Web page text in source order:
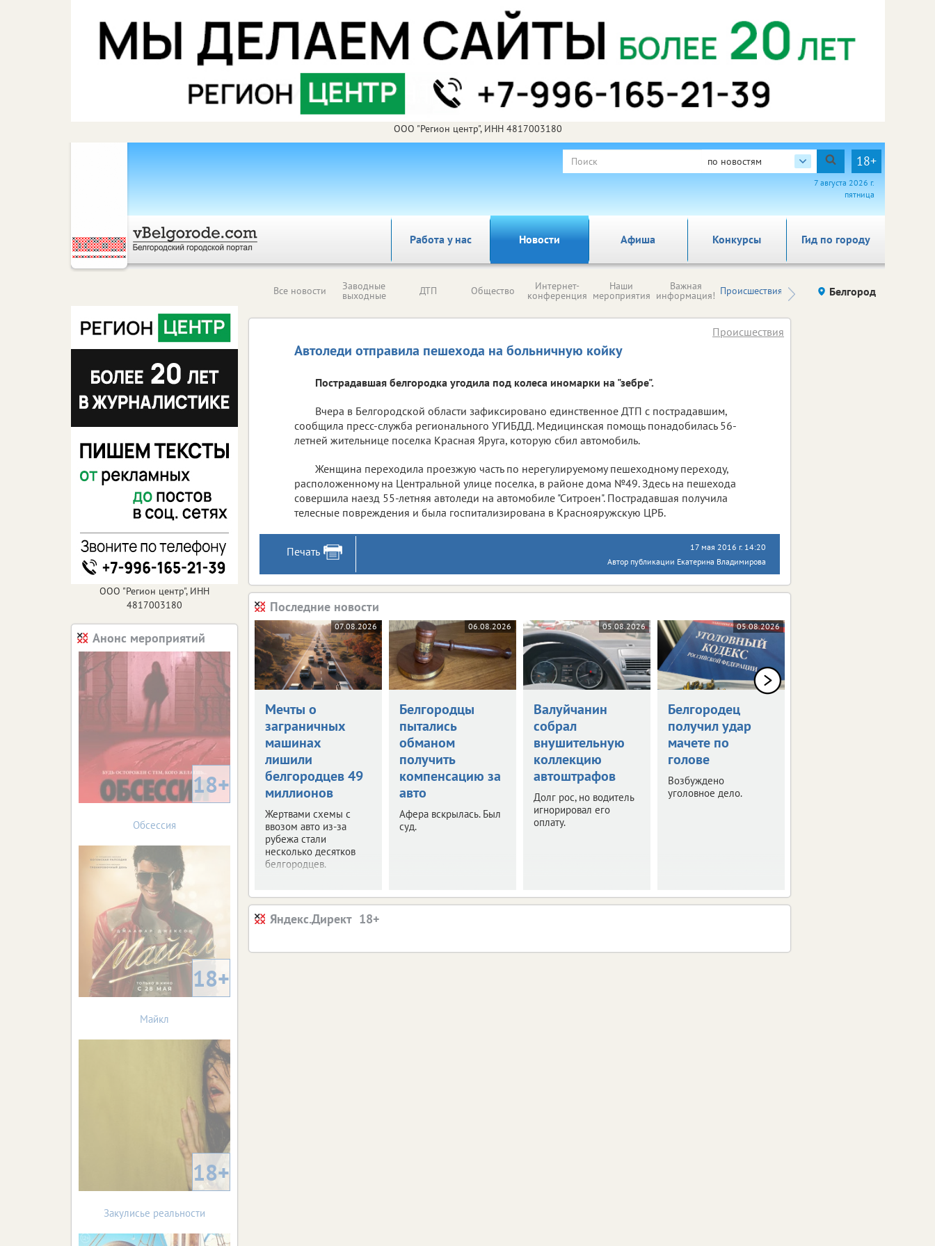
ООО "Регион центр", ИНН 4817003180
по новостям 18+
7 августа 2026 г.
пятница
Работа у нас Новости Афиша Гид по городу
Конкурсы
Все новости Заводные
выходные ДТП Общество Интернет-
конференция
Наши
мероприятия
Важная
информация! Происшествия Здоровье компаний (на
правах
Белгород
Автоледи отправила пешехода на больничную койку
Происшествия
Пострадавшая белгородка угодила под колеса иномарки на "зебре".
Вчера в Белгородской области зафиксировано единственное ДТП с пострадавшим,
сообщила пресс-служба регионального УГИБДД. Медицинская помощь понадобилась 56-
летней жительнице поселка Красная Яруга, которую сбил автомобиль.
Женщина переходила проезжую часть по нерегулируемому пешеходному переходу,
расположенному на Центральной улице поселка, в районе дома №49. Здесь на пешехода
совершила наезд 55-летняя автоледи на автомобиле "Ситроен". Пострадавшая получила
телесные повреждения и была госпитализирована в Краснояружскую ЦРБ.
Печать
17 мая 2016 г. 14:20
Автор публикации Екатерина Владимирова
Последние новости
07.08.2026
Мечты о
заграничных
машинах
лишили
белгородцев 49
миллионов
Жертвами схемы с
ввозом авто из-за
рубежа стали
несколько десятков
белгородцев.
06.08.2026
Белгородцы
пытались
обманом
получить
компенсацию за
авто
Афера вскрылась. Был
суд.
05.08.2026
Валуйчанин
собрал
внушительную
коллекцию
автоштрафов
Долг рос, но водитель
игнорировал его
оплату.
05.08.2026
Белгородец
получил удар
мачете по
голове
Возбуждено
уголовное дело.
Яндекс.Директ
ООО "Регион центр", ИНН
4817003180
Анонс мероприятий
18+
Обсессия
18+
Майкл
18+
Закулисье реальности